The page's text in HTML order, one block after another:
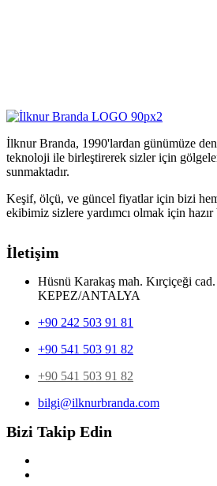
İlknur Branda, 1990'lardan günümüze
teknoloji ile birleştirerek sizler için
sunmaktadır.
Keşif, ölçü, ve güncel fiyatlar için bizi
ekibimiz sizlere yardımcı olmak için
İletişim
Hüsnü Karakaş mah. Kırçiçeği
KEPEZ/ANTALYA
+90 242 503 91 81
+90 541 503 91 82
+90 541 503 91 82
bilgi@ilknurbranda.com
Bizi Takip Edin